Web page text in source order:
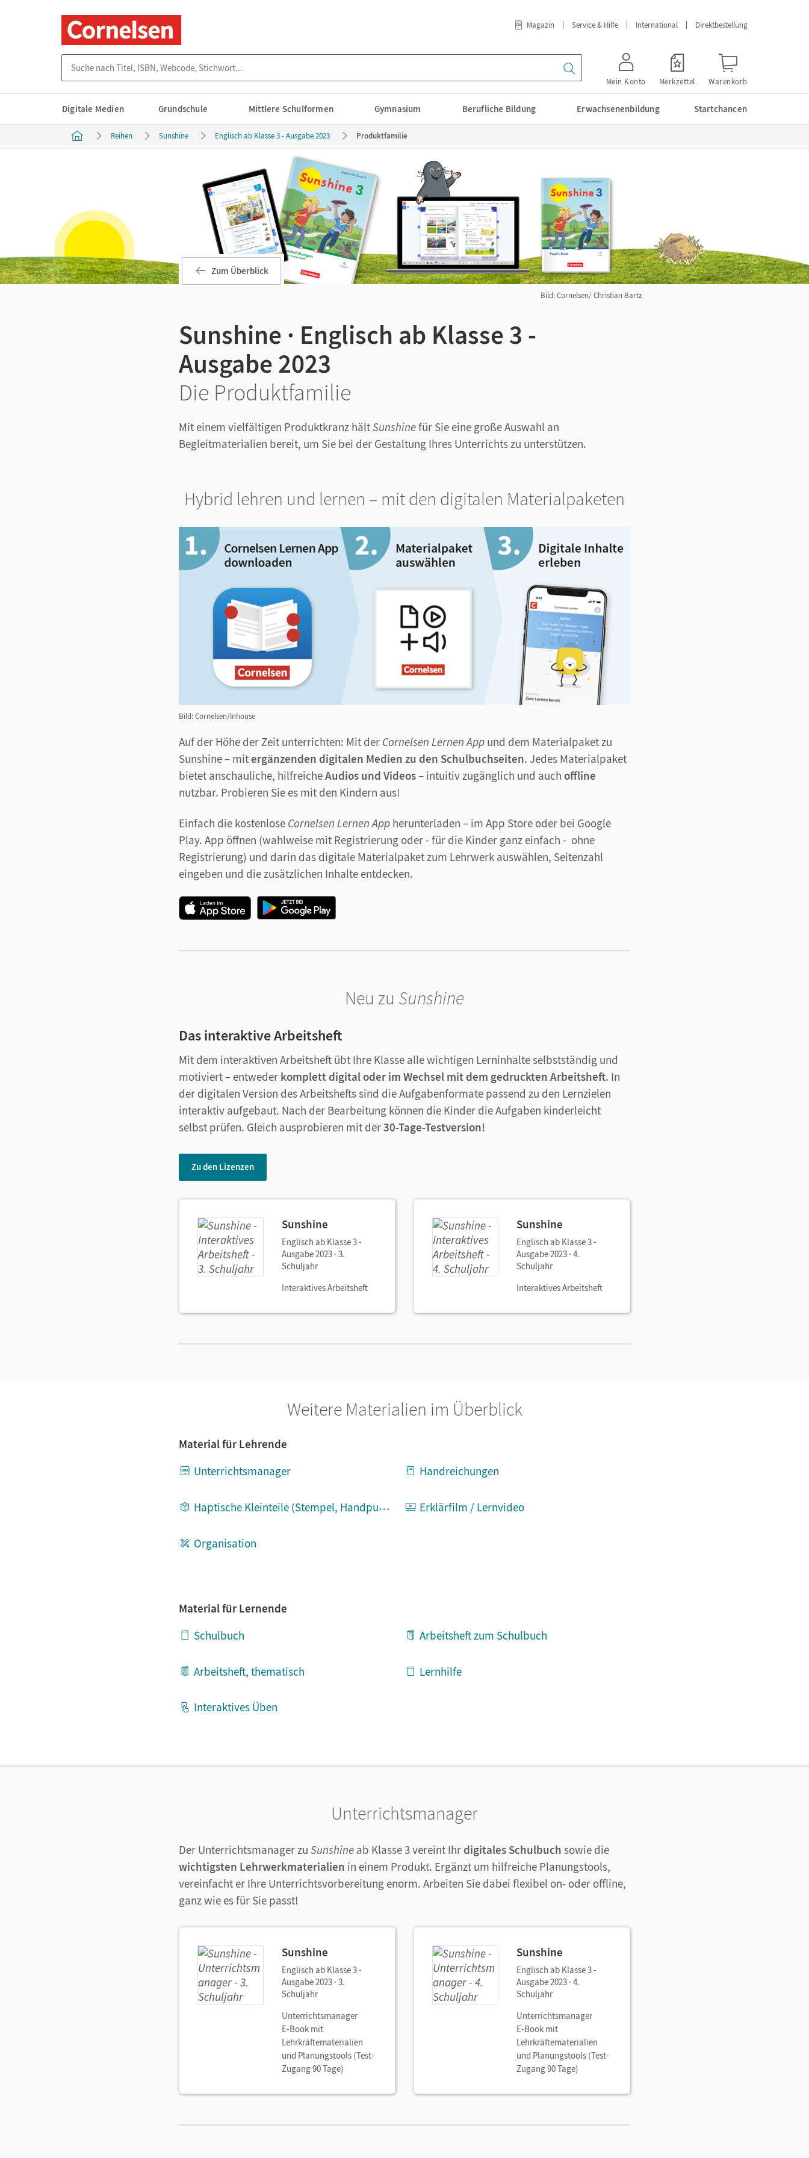
Magazin Service & Hilfe International Direktbestellung
Mein Konto Merkzettel Warenkorb
Digitale Medien Grundschule Mittlere Schulformen Gymnasium Berufliche Bildung Erwachsenenbildung Startchancen
Reihen Sunshine Englisch ab Klasse 3 - Ausgabe 2023 Produktfamilie
Bild: Cornelsen/ Christian Bartz
Zum Überblick
Sunshine · Englisch ab Klasse 3 -
Ausgabe 2023
Die Produktfamilie
Mit einem vielfältigen Produktkranz hältSunshinefür Sie eine große Auswahl an
Begleitmaterialien bereit, um Sie bei der Gestaltung Ihres Unterrichts zu unterstützen.
Hybrid lehren und lernen – mit den digitalen Materialpaketen
Bild: Cornelsen/Inhouse
Auf der Höhe der Zeit unterrichten: Mit der Cornelsen Lernen App und dem Materialpaket zu
Sunshine– mitergänzenden digitalen Medien zu den Schulbuchseiten. Jedes Materialpaket
bietet anschauliche, hilfreicheAudios und Videos– intuitiv zugänglich und auch offline
nutzbar. Probieren Sie es mit den Kindern aus!
Einfach die kostenlose Cornelsen Lernen App herunterladen – im App Store oder bei Google
Play. App öffnen (wahlweise mit Registrierung oder - für die Kinder ganz einfach - ohne
Registrierung) und darin das digitale Materialpaket zum Lehrwerk auswählen, Seitenzahl
eingeben und die zusätzlichen Inhalte entdecken.
Neu zu Sunshine
Das interaktive Arbeitsheft
Mit dem interaktiven Arbeitsheft übt Ihre Klasse alle wichtigen Lerninhalte selbstständig und
motiviert – entweder komplett digital oder im Wechsel mit dem gedruckten Arbeitsheft. In
der digitalen Version des Arbeitshefts sind die Aufgabenformate passend zu den Lernzielen
interaktiv aufgebaut. Nach der Bearbeitung können die Kinder die Aufgaben kinderleicht
selbst prüfen. Gleich ausprobieren mit der30-Tage-Testversion!
Zu den Lizenzen
Sunshine
Englisch ab Klasse 3 -
Ausgabe 2023 · 3.
Schuljahr
Interaktives Arbeitsheft
Sunshine
Englisch ab Klasse 3 -
Ausgabe 2023 · 4.
Schuljahr
Interaktives Arbeitsheft
Weitere Materialien im Überblick
Material für Lehrende
Unterrichtsmanager
Handreichungen
Haptische Kleinteile (Stempel, Handpuppen etc.) Erklärfilm / Lernvideo
Organisation
Material für Lernende
Schulbuch
Arbeitsheft zum Schulbuch
Arbeitsheft, thematisch Lernhilfe
Interaktives Üben
Unterrichtsmanager
Der Unterrichtsmanager zu Sunshine ab Klasse 3 vereint Ihrdigitales Schulbuch sowie die
wichtigsten Lehrwerkmaterialien in einem Produkt. Ergänzt um hilfreiche Planungstools,
vereinfacht er Ihre Unterrichtsvorbereitung enorm. Arbeiten Sie dabei flexibel on- oder offline,
ganz wie es für Sie passt!
Sunshine
Englisch ab Klasse 3 -
Ausgabe 2023 · 3.
Schuljahr
Unterrichtsmanager
E-Book mit
Lehrkräftematerialien
und Planungstools (Test-
Zugang 90 Tage)
Sunshine
Englisch ab Klasse 3 -
Ausgabe 2023 · 4.
Schuljahr
Unterrichtsmanager
E-Book mit
Lehrkräftematerialien
und Planungstools (Test-
Zugang 90 Tage)